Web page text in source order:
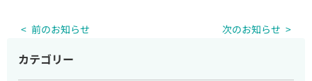
前のお知らせ 次のお知らせ
カテゴリー